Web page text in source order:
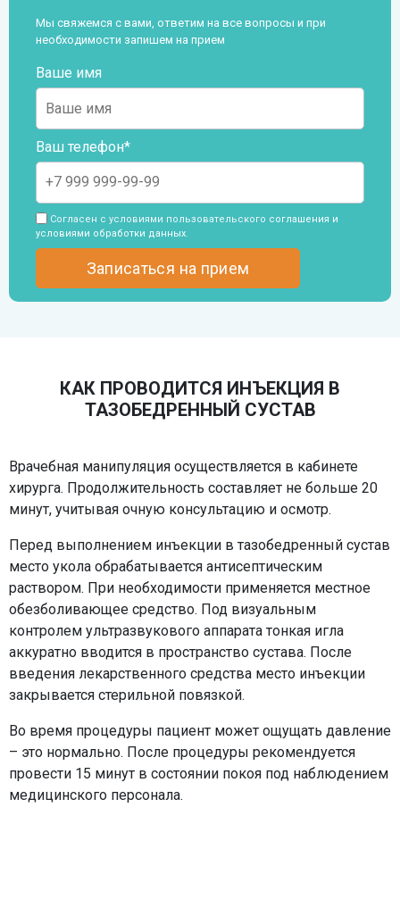
Мы свяжемся с вами, ответим на все вопросы и при
необходимости запишем на прием
Ваше имя
Ваш телефон*
Согласен с условиями пользовательского соглашения и
условиями обработки данных.
КАК ПРОВОДИТСЯ ИНЪЕКЦИЯ В
ТАЗОБЕДРЕННЫЙ СУСТАВ
Врачебная манипуляция осуществляется в кабинете
хирурга. Продолжительность составляет не больше 20
минут, учитывая очную консультацию и осмотр.
Перед выполнением инъекции в тазобедренный сустав
место укола обрабатывается антисептическим
раствором. При необходимости применяется местное
обезболивающее средство. Под визуальным
контролем ультразвукового аппарата тонкая игла
аккуратно вводится в пространство сустава. После
введения лекарственного средства место инъекции
закрывается стерильной повязкой.
Во время процедуры пациент может ощущать давление
– это нормально. После процедуры рекомендуется
провести 15 минут в состоянии покоя под наблюдением
медицинского персонала.